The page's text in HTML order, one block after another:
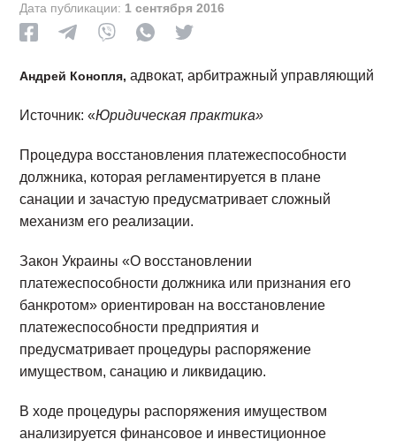
Дата публикации: 1 сентября 2016
Андрей Конопля, адвокат, арбитражный управляющий
Источник: «Юридическая практика»
Процедура восстановления платежеспособности
должника, которая регламентируется в плане
санации и зачастую предусматривает сложный
механизм его реализации.
Закон Украины «О восстановлении
платежеспособности должника или признания его
банкротом» ориентирован на восстановление
платежеспособности предприятия и
предусматривает процедуры распоряжение
имуществом, санацию и ликвидацию.
В ходе процедуры распоряжения имуществом
анализируется финансовое и инвестиционное